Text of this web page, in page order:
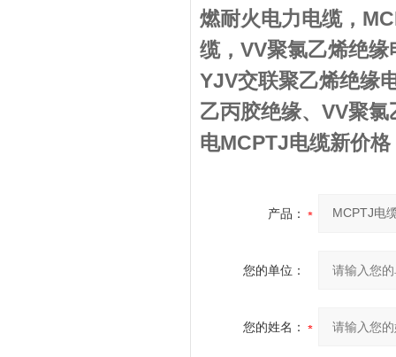
燃耐火电力电缆，
缆， VV聚氯乙烯绝缘
YJV交联聚乙烯绝缘
乙丙胶绝缘、 VV聚氯
电MCPTJ电缆新价格
产品：
您的单位：
您的姓名：